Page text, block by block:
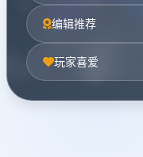
编辑推荐
玩家喜爱